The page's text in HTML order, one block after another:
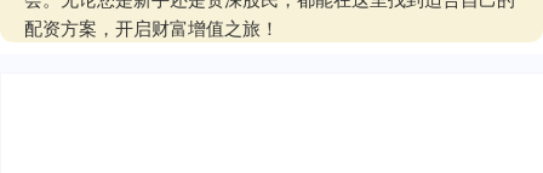
配资方案，开启财富增值之旅！